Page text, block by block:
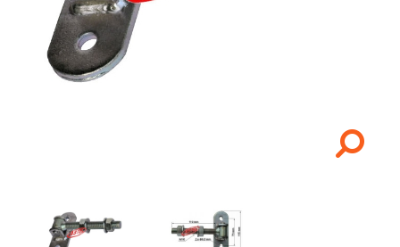
Akcesoria i narzędzia